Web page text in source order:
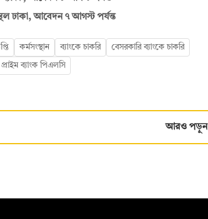
ঢাকা, আবেদন ৭ আগস্ট পর্যন্ত
কর্মসংস্থান ব্যাংকে চাকরি বেসরকারি ব্যাংকে চাকরি
প্রাইম ব্যাংক পিএলসি
আরও পড়ুন